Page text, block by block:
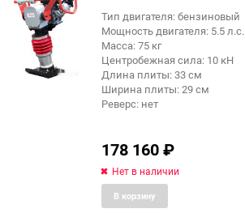
еще 1 фото
Тип двигателя: бензиновый
Мощность двигателя: 5.5 л.с.
Масса: 75 кг
Центробежная сила: 10 кН
Длина плиты: 33 см
Ширина плиты: 29 см
Реверс: нет
178 160₽
Нет в наличии
В корзину